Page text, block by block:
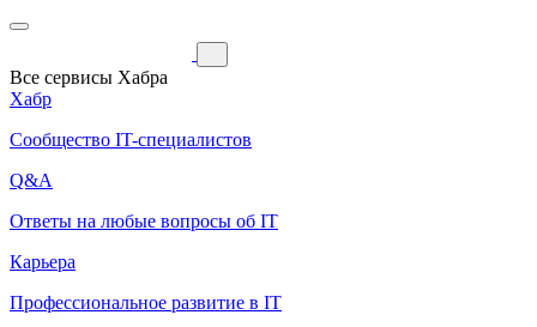
Все сервисы Хабра
Хабр
Сообщество IT-специалистов
Q&A
Ответы на любые вопросы об IT
Карьера
Профессиональное развитие в IT